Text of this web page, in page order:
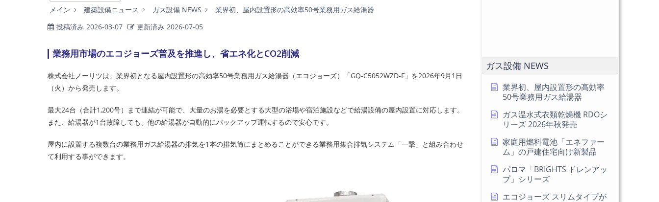
メイン
建築設備ニュース ガス設備 NEWS
業界初、屋内設置形の高効率50号業務用ガス給湯器
投稿済み 2026-03-07 更新済み 2026-07-05
業務用市場のエコジョーズ普及を推進し、省エネ化とCO2削減
株式会社ノーリツは、業界初となる屋内設置形の高効率50号業務用ガス給湯器（エコジョーズ）「GQ-C5052WZD-F」を2026年9月1日
（火）から発売します。
最大24台（合計1,200号）まで連結が可能で、大量のお湯を必要とする大型の浴場や宿泊施設などで給湯設備の屋内設置に対応します。
また、給湯器が1台故障しても、他の給湯器が自動的にバックアップ運転するので安心です。
屋内に設置する複数台の業務用ガス給湯器の排気を1本の排気筒にまとめることができる業務用集合排気システム「一撃」と組み合わせ
て利用する事ができます。
ガス設備 NEWS
業界初、屋内設置形の高効率
50号業務用ガス給湯器
ガス温水式衣類乾燥機 RDOシ
リーズ 2026年秋発売
家庭用燃料電池「エネファー
ム」の戸建住宅向け新製品
パロマ「BRIGHTS ドレンアッ
プ」シリーズ
エコジョーズ スリムタイプが